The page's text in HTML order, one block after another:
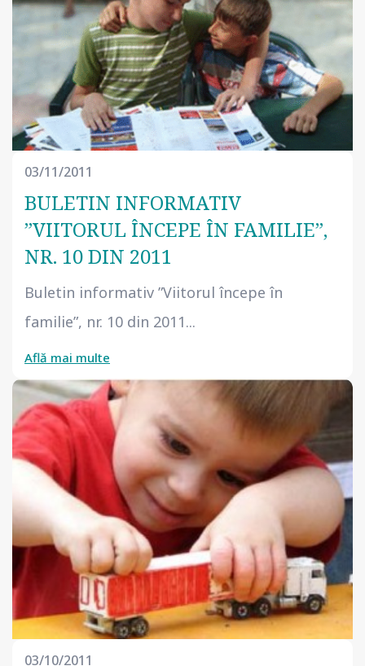
03/11/2011
BULETIN INFORMATIV
”VIITORUL ÎNCEPE ÎN FAMILIE”,
NR. 10 DIN 2011
Buletin informativ ”Viitorul începe în
familie”, nr. 10 din 2011...
Află mai multe
03/10/2011